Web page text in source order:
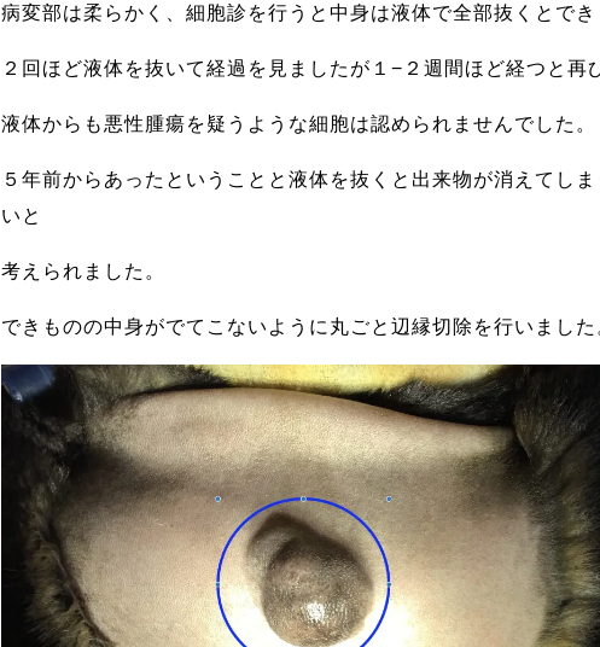
病変部は柔らかく、細胞診を行うと中身は液体で全部抜くとで
２回ほど液体を抜いて経過を見ましたが１−２週間ほど経つと再
液体からも悪性腫瘍を疑うような細胞は認められませんでした。
５年前からあったということと液体を抜くと出来物が消えてし
いと
考えられました。
できものの中身がでてこないように丸ごと辺縁切除を行いました